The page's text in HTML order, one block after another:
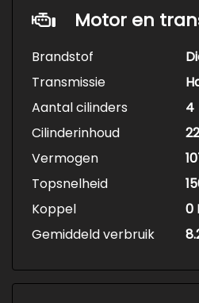
Motor en
Brandstof
Transmissie
Aantal cilinders
4
Cilinderinhoud
Vermogen
Topsnelheid
Koppel
0
Gemiddeld verbruik